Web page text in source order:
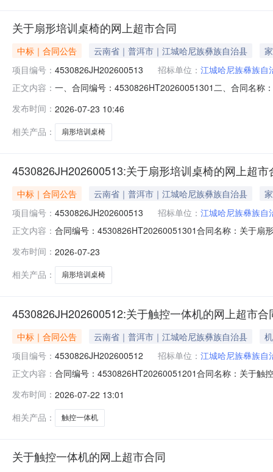
关于扇形培训桌椅的网上超市合同
中标｜合同公告 云南省｜普洱市｜江城哈尼族彝族自治县
项目编号： 4530826JH202600513 招标单位： 江城哈尼族彝族自
正文内容： 一、合同编号：4530826HT20260051301二、合同名称
曼窝安置点16号二楼联系方式：18908794572六、合同
发布时间： 2026-07-23 10:46
相关产品：
扇形培训桌椅
4530826JH202600513:关于扇形培训桌椅的网上超市
中标｜合同公告 云南省｜普洱市｜江城哈尼族彝族自治县
项目编号： 4530826JH202600513 招标单位： 江城哈尼族彝族自
正文内容： 合同编号：4530826HT20260051301合同名称：关于扇
2026-07-23代理机构：进口产品审核前公示：采购公告
发布时间： 2026-07-23
相关产品：
扇形培训桌椅
4530826JH202600512:关于触控一体机的网上超市合
中标｜合同公告 云南省｜普洱市｜江城哈尼族彝族自治县
项目编号： 4530826JH202600512 招标单位： 江城哈尼族彝族自
正文内容： 合同编号：4530826HT20260051201合同名称：关于触
07-22代理机构：进口产品审核前公示：采购公告（或单
发布时间： 2026-07-22 13:01
相关产品：
触控一体机
关于触控一体机的网上超市合同